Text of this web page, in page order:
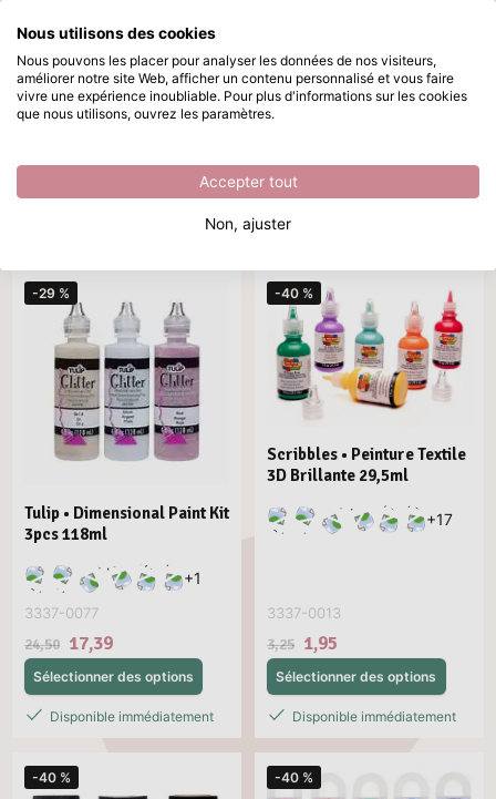
Passer au contenu principal
Disponible immédiatement
Outlet
Accueil / Peintures, Encres et Médiums /
Outlet
Marque Type de produit Couleur Trier par
-29 %
Tulip • Dimensional Paint Kit
3pcs 118ml
+1
3337-0077
24,50 17,39
Sélectionner des options
Disponible immédiatement
-40 %
Scribbles • Peinture Textile
3D Brillante 29,5ml
+17
3337-0013
3,25 1,95
Sélectionner des options
Disponible immédiatement
-40 % -40 %
Nous utilisons des cookies
Nous pouvons les placer pour analyser les données de nos visiteurs,
améliorer notre site Web, afficher un contenu personnalisé et vous faire
vivre une expérience inoubliable. Pour plus d'informations sur les cookies
que nous utilisons, ouvrez les paramètres.
Accepter tout
Non, ajuster